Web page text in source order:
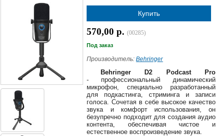
375
29
620-
38-
38
Купить
570,00 р.(00285)
Под заказ
Производитель:Behringer
Behringer D2 Podcast Pro
- профессиональный динамический
микрофон, специально разработанный
для подкастинга, стриминга и записи
голоса. Сочетая в себе высокое качество
звука и комфорт использования, он
безупречно подходит для создания аудио
контента, обеспечивая чистое и
естественное воспроизведение звука.